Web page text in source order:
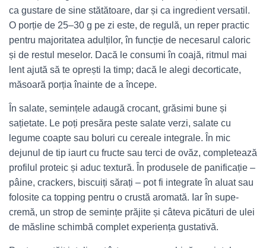
ca gustare de sine stătătoare, dar și ca ingredient versatil.
O porție de 25–30 g pe zi este, de regulă, un reper practic
pentru majoritatea adulților, în funcție de necesarul caloric
și de restul meselor. Dacă le consumi în coajă, ritmul mai
lent ajută să te oprești la timp; dacă le alegi decorticate,
măsoară porția înainte de a începe.
În salate, semințele adaugă crocant, grăsimi bune și
sațietate. Le poți presăra peste salate verzi, salate cu
legume coapte sau boluri cu cereale integrale. În mic
dejunul de tip iaurt cu fructe sau terci de ovăz, completează
profilul proteic și aduc textură. În produsele de panificație –
pâine, crackers, biscuiți sărați – pot fi integrate în aluat sau
folosite ca topping pentru o crustă aromată. Iar în supe-
cremă, un strop de semințe prăjite și câteva picături de ulei
de măsline schimbă complet experiența gustativă.